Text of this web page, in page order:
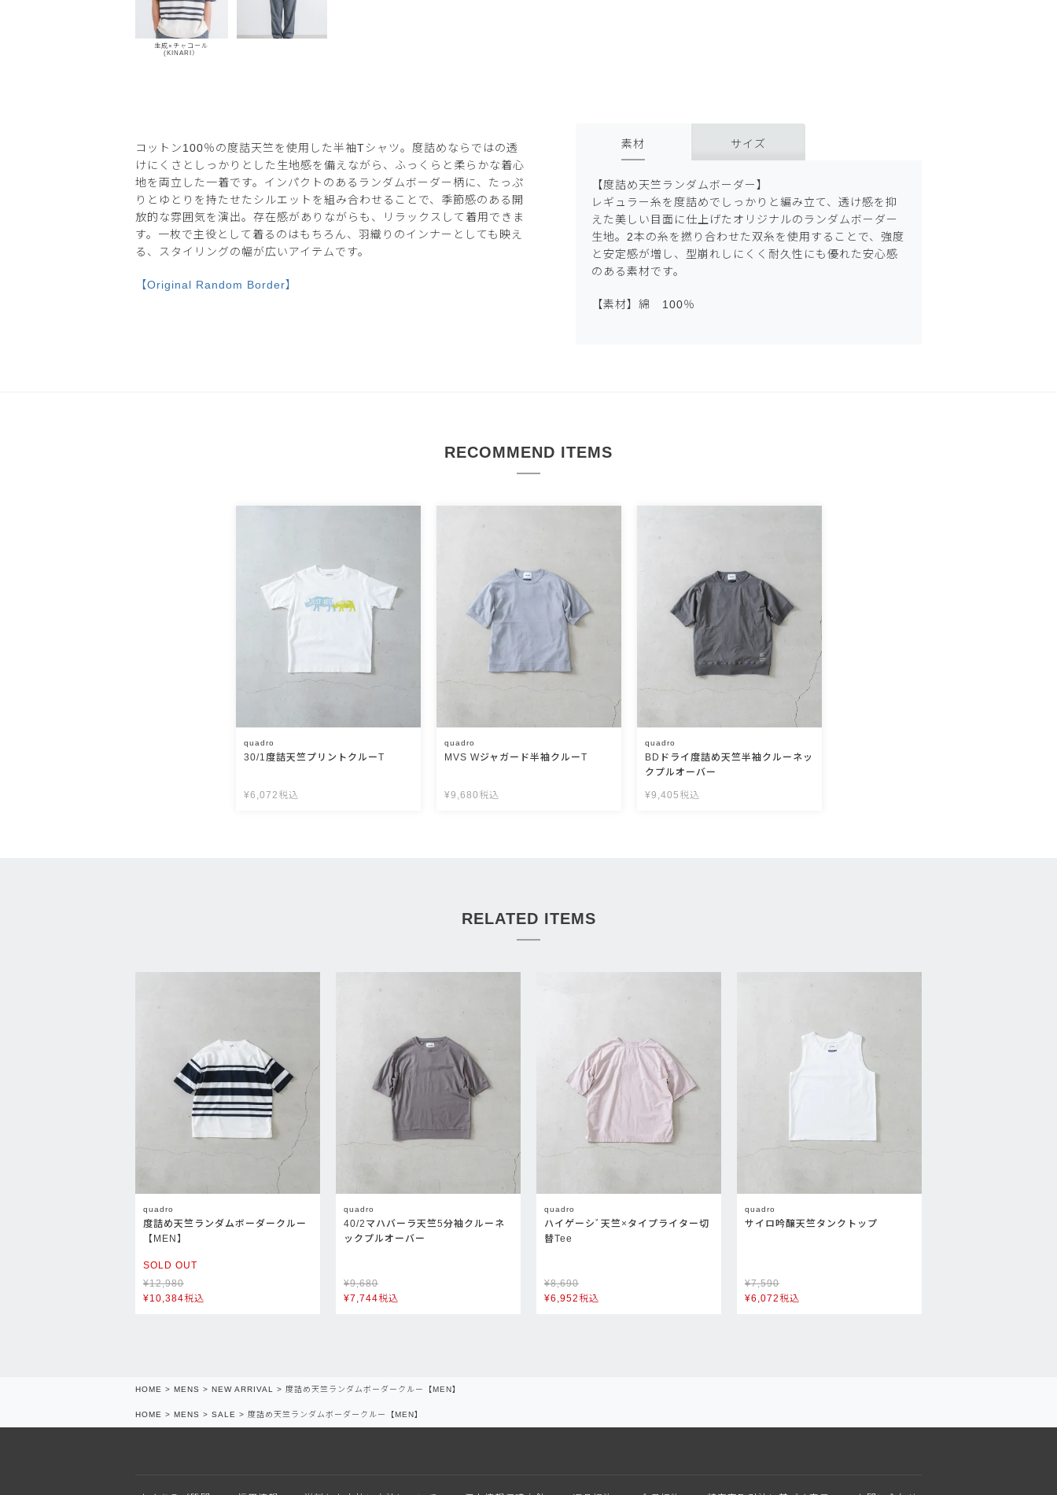
生成×チャコール
(KINARI）
コットン100％の度詰天竺を使用した半袖Tシャツ。度詰めならではの透
けにくさとしっかりとした生地感を備えながら、ふっくらと柔らかな着心
地を両立した一着です。インパクトのあるランダムボーダー柄に、たっぷ
りとゆとりを持たせたシルエットを組み合わせることで、季節感のある開
放的な雰囲気を演出。存在感がありながらも、リラックスして着用できま
す。一枚で主役として着るのはもちろん、羽織りのインナーとしても映え
る、スタイリングの幅が広いアイテムです。
【Original Random Border】
素材 サイズ
【度詰め天竺ランダムボーダー】
レギュラー糸を度詰めでしっかりと編み立て、透け感を抑
えた美しい目面に仕上げたオリジナルのランダムボーダー
生地。2本の糸を撚り合わせた双糸を使用することで、強度
と安定感が増し、型崩れしにくく耐久性にも優れた安心感
のある素材です。
【素材】綿 100％
RECOMMEND ITEMS
quadro
30/1度詰天竺プリントクルーT
¥6,072 税込
quadro
MVS Wジャガード半袖クルーT
¥9,680 税込
quadro
BDドライ度詰め天竺半袖クルーネッ
クプルオーバー
¥9,405 税込
RELATED ITEMS
quadro
度詰め天竺ランダムボーダークルー
【MEN】
SOLD OUT
¥12,980
¥10,384税込
quadro
40/2マハバーラ天竺5分袖クルーネ
ックプルオーバー
¥9,680
¥7,744税込
quadro
ハイゲーシﾞ天竺×タイプライター切
替Tee
¥8,690
¥6,952税込
quadro
サイロ吟醸天竺タンクトップ
¥7,590
¥6,072税込
HOME MENS NEW ARRIVAL 度詰め天竺ランダムボーダークルー【MEN】
HOME MENS SALE 度詰め天竺ランダムボーダークルー【MEN】